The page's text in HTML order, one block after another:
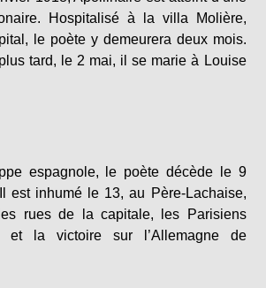
Hospitalisé à la villa Molière,
le poète y demeurera deux mois.
tard, le 2 mai, il se marie à Louise
espagnole, le poète décède le 9
est inhumé le 13, au Père-Lachaise,
rues de la capitale, les Parisiens
et la victoire sur l’Allemagne de